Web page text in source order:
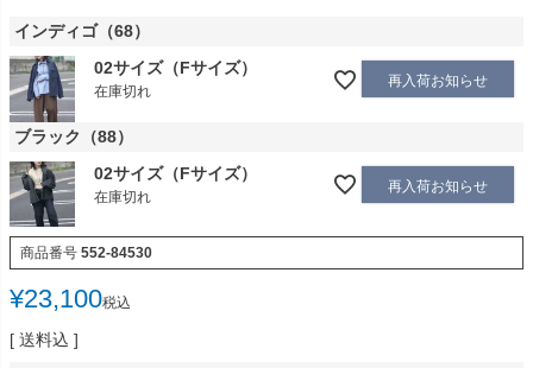
インディゴ（68）
02サイズ（Fサイズ）
在庫切れ
再入荷お知らせ
ブラック（88）
02サイズ（Fサイズ）
在庫切れ
再入荷お知らせ
商品番号 552-84530
¥23,100税込
送料込